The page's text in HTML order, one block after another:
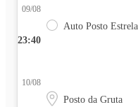
23:40
09/08
Auto Posto
10/08
Posto da Gruta